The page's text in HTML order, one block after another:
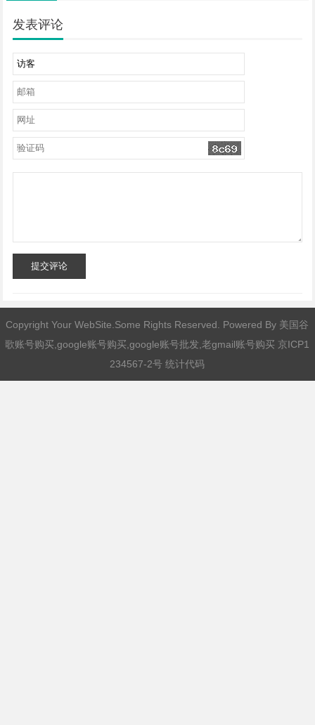
发表评论
提交评论
Copyright Your WebSite.Some Rights Reserved. Powered By 美国谷
歌账号购买,google账号购买,google账号批发,老gmail账号购买 京ICP1
234567-2号 统计代码